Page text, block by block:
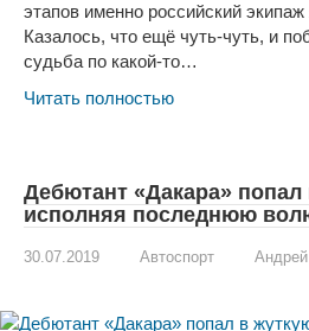
этапов именно российский
Казалось, что ещё чуть-чуть, и
судьба по какой-то…
Читать полностью
Дебютант «Дакара»
исполняя последнюю
30.07.2019 Автоспорт
Андрей